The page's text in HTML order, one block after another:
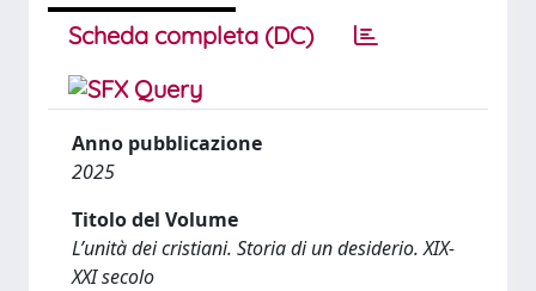
Scheda completa (DC)
Anno pubblicazione
2025
Titolo del Volume
L’unità dei cristiani. Storia di un desiderio. XIX-
XXI secolo